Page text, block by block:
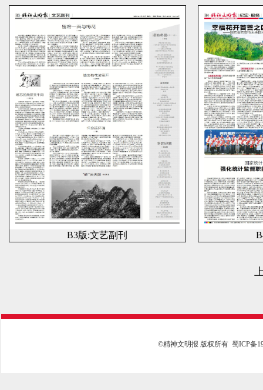
B3版:文艺副刊